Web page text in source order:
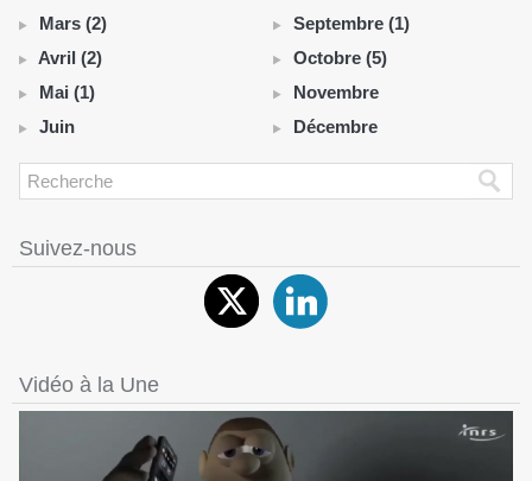
Mars (2)
Avril (2)
Mai (1)
Juin
Septembre (1)
Octobre (5)
Novembre
Décembre
Suivez-nous
Vidéo à la Une